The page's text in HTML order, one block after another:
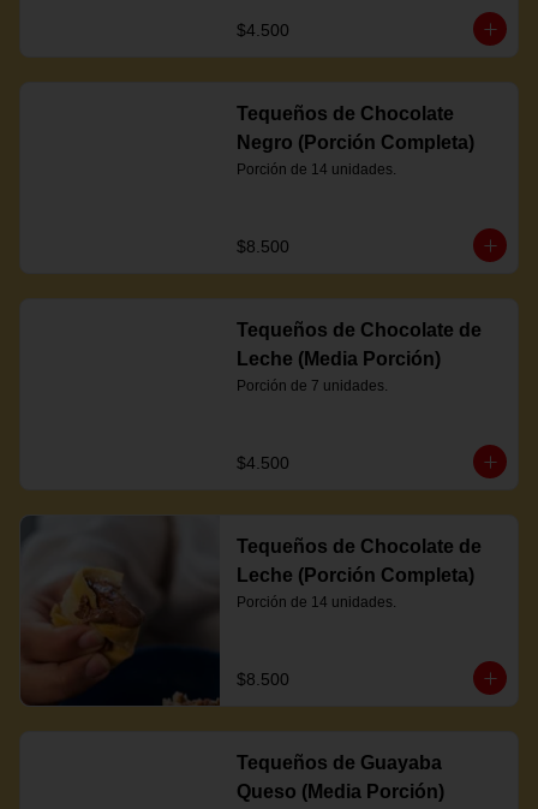
$4.500
Tequeños de Chocolate
Negro (Porción Completa)
Porción de 14 unidades.
$8.500
Tequeños de Chocolate de
Leche (Media Porción)
Porción de 7 unidades.
$4.500
Tequeños de Chocolate de
Leche (Porción Completa)
Porción de 14 unidades.
$8.500
Tequeños de Guayaba
Queso (Media Porción)